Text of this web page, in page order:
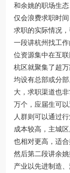
和余姚的职场生
仅会浪费求职时
求职的实际情况
一段讲杭州找工
位资源集中在互
杭区就聚集了超
均设有总部或分
大，求职渠道也
万个，应届生可
人群则可以通过
成本较高，主城
也相对更高，适
然后第二段讲余
产业以先进制造